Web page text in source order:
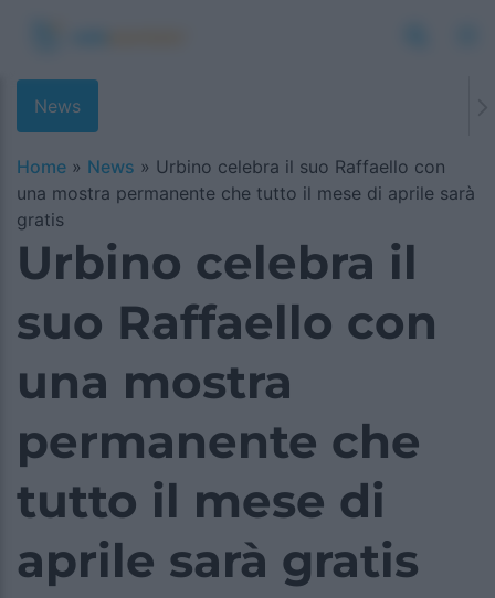
News
Home » News » Urbino celebra il suo Raffaello con
una mostra permanente che tutto il mese di aprile sarà
gratis
Urbino celebra il
suo Raffaello con
una mostra
permanente che
tutto il mese di
aprile sarà gratis